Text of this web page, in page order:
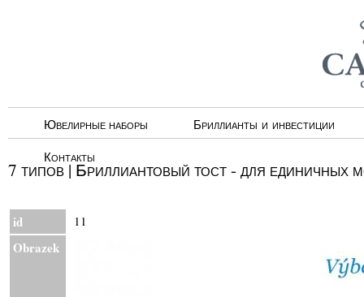
Ювелирные наборы
Бриллианты и инвестиции
Контакты
7 типов | Бриллиантовый тост - для единичных
id 11
Obrazek